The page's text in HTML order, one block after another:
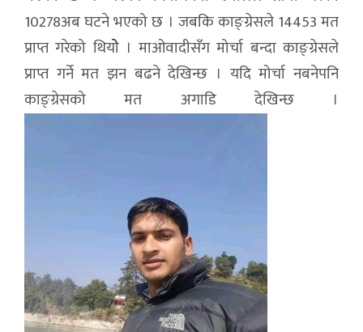
10278अब घटने भएको छ । जबकि काङ्ग्रेसले 14453 मत
प्राप्त गरेको थियोे । माओवादीसँग मोर्चा बन्दा काङ्ग्रेसले
प्राप्त गर्ने मत झन बढने देखिन्छ । यदि मोर्चा नबनेपनि
काङ्ग्रेसको मत अगाडि देखिन्छ ।